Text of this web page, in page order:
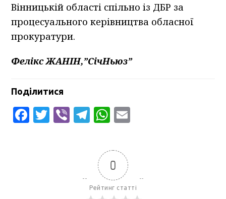
Вінницькій області спільно із ДБР за
процесуального керівництва обласної
прокуратури.
Фелікс ЖАНІН,”СічНьюз”
Поділитися
Facebook
Twitter
ViberTelegram
WhatsApp
0
Рейтинг статті